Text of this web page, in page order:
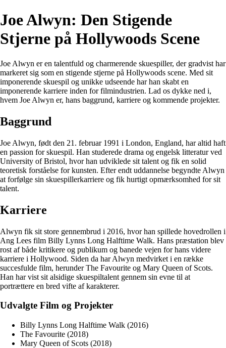
Joe Alwyn: Den Stigende
Stjerne på Hollywoods Scene
Joe Alwyn er en talentfuld og charmerende skuespiller, der gradvist har
markeret sig som en stigende stjerne på Hollywoods scene. Med sit
imponerende skuespil og unikke udseende har han skabt en
imponerende karriere inden for filmindustrien. Lad os dykke ned i,
hvem Joe Alwyn er, hans baggrund, karriere og kommende projekter.
Baggrund
Joe Alwyn, født den 21. februar 1991 i London, England, har altid haft
en passion for skuespil. Han studerede drama og engelsk litteratur ved
University of Bristol, hvor han udviklede sit talent og fik en solid
teoretisk forståelse for kunsten. Efter endt uddannelse begyndte Alwyn
at forfølge sin skuespillerkarriere og fik hurtigt opmærksomhed for sit
talent.
Karriere
Alwyn fik sit store gennembrud i 2016, hvor han spillede hovedrollen i
Ang Lees film Billy Lynns Long Halftime Walk. Hans præstation blev
rost af både kritikere og publikum og banede vejen for hans videre
karriere i Hollywood. Siden da har Alwyn medvirket i en række
succesfulde film, herunder The Favourite og Mary Queen of Scots.
Han har vist sit alsidige skuespiltalent gennem sin evne til at
portrættere en bred vifte af karakterer.
Udvalgte Film og Projekter
Billy Lynns Long Halftime Walk (2016)
The Favourite (2018)
Mary Queen of Scots (2018)